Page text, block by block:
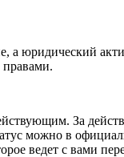
а юридический
За
можно в
ведет с вами